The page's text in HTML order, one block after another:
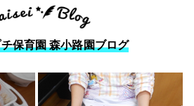
保育園 森小路園ブログ